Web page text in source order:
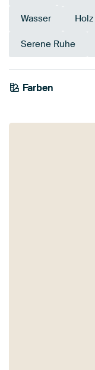
Wasser Holz
Serene Ruhe
Farben
Weiß